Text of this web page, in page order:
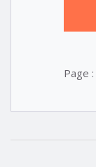
Page :